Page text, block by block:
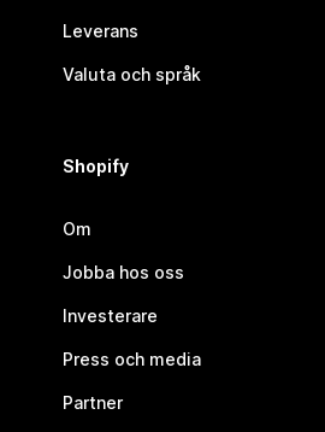
Leverans
Valuta och språk
Shopify
Om
Jobba hos oss
Investerare
Press och media
Partner